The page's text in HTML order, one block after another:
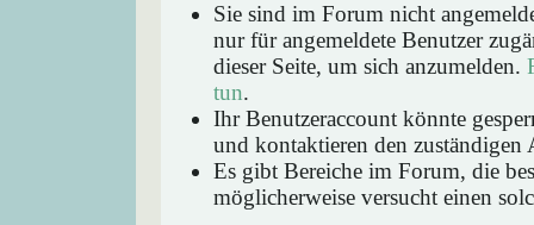
Sie sind im Forum nicht
nur für angemeldete Benutzer
dieser Seite, um sich anzumelden.
tun.
Ihr Benutzeraccount könnte
und kontaktieren den zuständigen
Es gibt Bereiche im Forum, die
möglicherweise versucht einen